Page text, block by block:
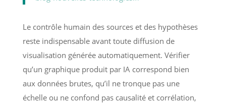
Le contrôle humain des sources et des hypothèses
reste indispensable avant toute diffusion de
visualisation générée automatiquement. Vérifier
qu’un graphique produit par IA correspond bien
aux données brutes, qu’il ne tronque pas une
échelle ou ne confond pas causalité et corrélation,